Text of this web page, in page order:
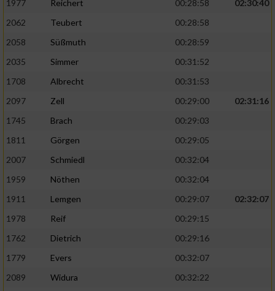
1977
Reichert 00:28:58
02:30:40
2062
Teubert
00:28:58
2058
Süßmuth
00:28:59
2035
Simmer
00:31:52
1708
Albrecht
00:31:53
2097
Zell 00:29:00
02:31:16
1745
Brach
00:29:03
1811
Görgen
00:29:05
2007
Schmiedl
00:32:04
1959
Nöthen
00:32:04
1911
Lemgen 00:29:07
02:32:07
1978
Reif
00:29:15
1762
Dietrich
00:29:16
1779
Evers
00:32:07
2089
Widura
00:32:22
Verwendung reduzierter Daten zur Auswahl
von Werbeanzeigen
Erstellung von Profilen für personalisierte
Werbung
personalisierter Werbung
von Inhalten
personalisierter Inhalte
Messung der Werbeleistung